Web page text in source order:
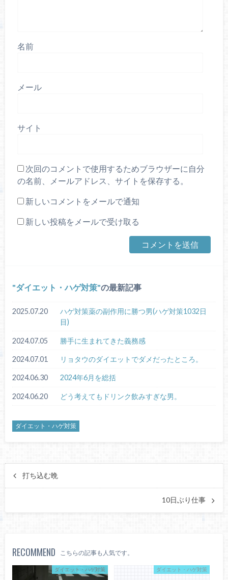
名前
メール
サイト
次回のコメントで使用するためブラウザーに自分
の名前、メールアドレス、サイトを保存する。
新しいコメントをメールで通知
新しい投稿をメールで受け取る
ダイエット・ハゲ対策 の最新記事
2025.07.20
ハゲ対策薬の副作用に勝つ男(ハゲ対策1032日
目)
2024.07.05 勝手に生まれてきた義務感
2024.07.01 リョタウのダイエットでダメだったところ。
2024.06.30 2024年6月を総括
2024.06.20 どう考えてもドリンク飲みすぎな男。
ダイエット・ハゲ対策
打ち込む晩
10日ぶり仕事
RECOMMEND こちらの記事も人気です。
ダイエット・ハゲ対策 ダイエット・ハゲ対策